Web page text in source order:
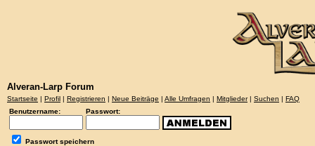
Alveran-Larp Forum
Startseite | Profil | Registrieren | Neue Beiträge | Alle Umfragen | Mitglieder| Suchen | FAQ
Benutzername:
Passwort:
Passwort speichern